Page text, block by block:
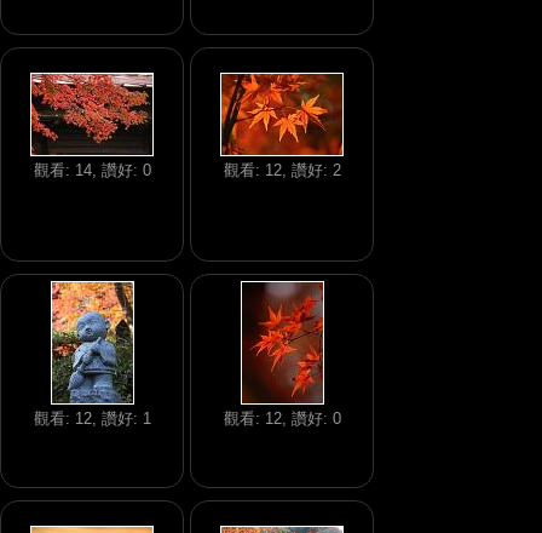
觀看: 14, 讚好: 0 觀看: 12, 讚好: 2
觀看: 12, 讚好: 1 觀看: 12, 讚好: 0